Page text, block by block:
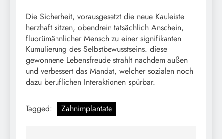
Die Sicherheit, vorausgesetzt die neue Kauleiste
herzhaft sitzen, obendrein tatsächlich Anschein,
fluorümännlicher Mensch zu einer signifikanten
Kumulierung des Selbstbewusstseins. diese
gewonnene Lebensfreude strahlt nachdem außen
und verbessert das Mandat, welcher sozialen noch
dazu beruflichen Interaktionen spürbar.
Tagged: Zahnimplantate